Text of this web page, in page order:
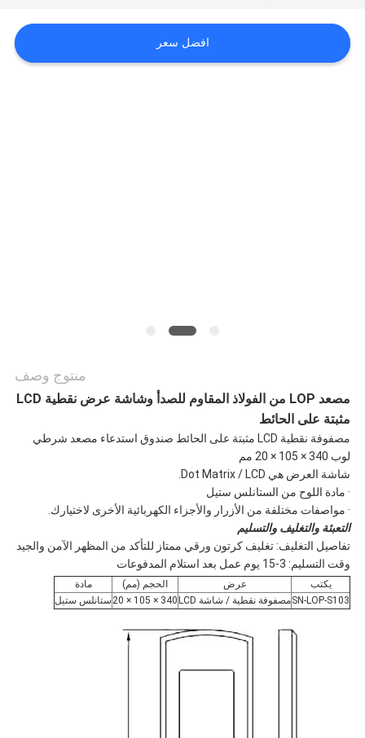
أخبار
افضل سعر
منتوج وصف
مصعد LOP من الفولاذ المقاوم للصدأ وشاشة عرض نقطية LCD
مثبتة على الحائط
مصفوفة نقطية LCD مثبتة على الحائط صندوق استدعاء مصعد شرطي
لوب 340 × 105 × 20 مم
شاشة العرض هي Dot Matrix / LCD.
· مادة اللوح من الستانلس ستيل
· مواصفات مختلفة من الأزرار والأجزاء الكهربائية الأخرى لاختيارك.
التعبئة والتغليف والتسليم
تفاصيل التغليف: تغليف كرتون ورقي ممتاز للتأكد من المظهر الآمن والجيد
وقت التسليم: 3-15 يوم عمل بعد استلام المدفوعات
يكتب عرض الحجم (مم)
مادة
SN-LOP-S103مصفوفة نقطية / شاشة LCD 340 × 105 × 20 ستانلس ستيل